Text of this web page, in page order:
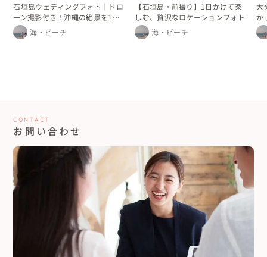
石垣島ウェディングフォト｜ドロ
ーン撮影付き！沖縄の絶景を1日
かけて巡るフォトプラン
海・ビーチ
【石垣島・前撮り】1日かけて楽
しむ、贅沢なロケーションフォト
海・ビーチ
大
か
CONTACT
お問い合わせ